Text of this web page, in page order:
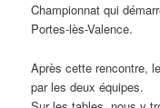
Championnat qui
Portes-lès-Valence.
Après cette rencontre,
par les deux équipes.